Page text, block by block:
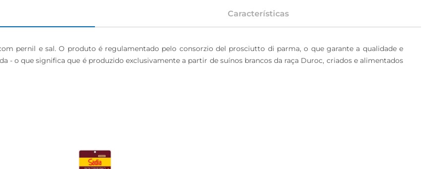
Características
pernil e sal. O produto é regulamentado pelo consorzio del prosciutto di parma, o que garante a qualidade e
- o que significa que é produzido exclusivamente a partir de suínos brancos da raça Duroc, criados e alimentados